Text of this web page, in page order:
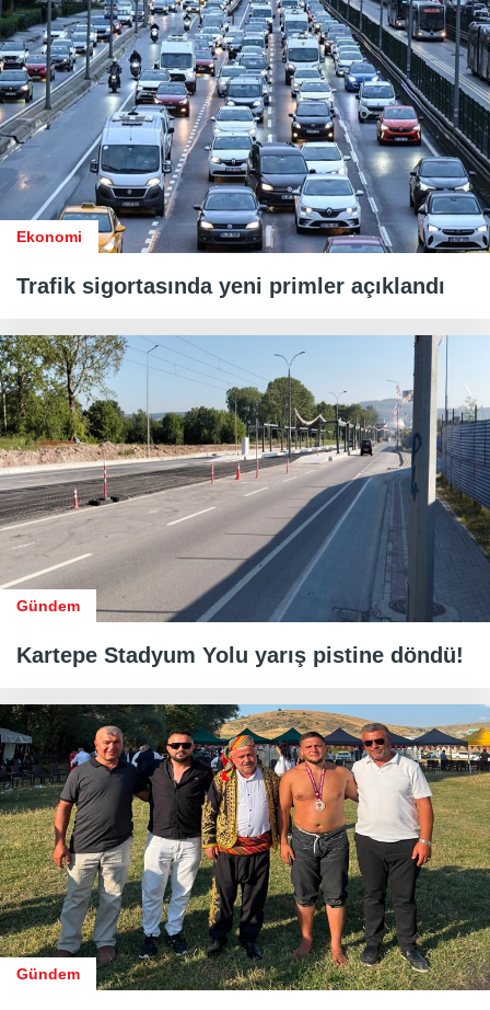
Ekonomi
Trafik sigortasında yeni primler açıklandı
Gündem
Kartepe Stadyum Yolu yarış pistine döndü!
Gündem